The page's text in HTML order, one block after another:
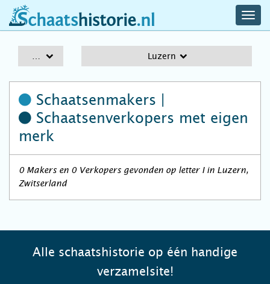
schaatshistorie.nl
Luzern
Schaatsenmakers |
Schaatsenverkopers met eigen
merk
0 Makers en 0 Verkopers gevonden op letter I in Luzern,
Zwitserland
Alle schaatshistorie op één handige
verzamelsite!